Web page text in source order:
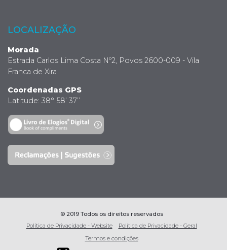
LOCALIZAÇÃO
Morada
Estrada Carlos Lima Costa Nº2, Povos 2600-009 - Vila
Franca de Xira
Coordenadas GPS
Latitude: 38° 58’ 37’’
© 2019 Todos os direitos reservados
Política de Privacidade - Website
Política de Privacidade - Geral
Termos e condições